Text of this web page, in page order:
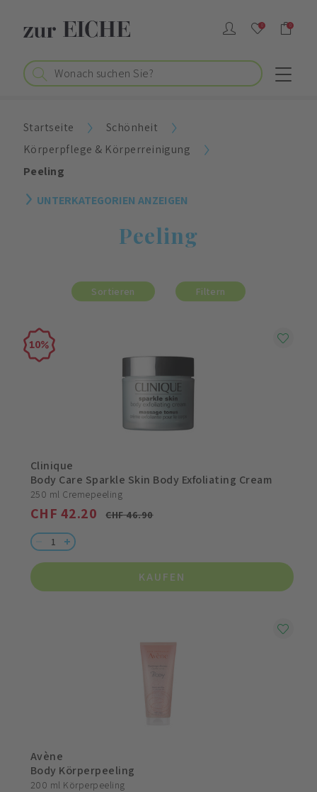
0 0
Startseite
Schönheit
Körperpflege & Körperreinigung
Peeling
UNTERKATEGORIEN ANZEIGEN
Peeling
Sortieren Filtern
10
Clinique
Body Care Sparkle Skin Body Exfoliating Cream
250 ml Cremepeeling
CHF 46.90
CHF 42.20
KAUFEN
Avène
Body Körperpeeling
200 ml Körperpeeling